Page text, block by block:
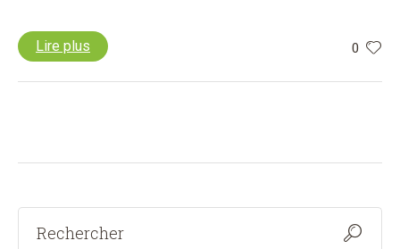
0
Lire plus